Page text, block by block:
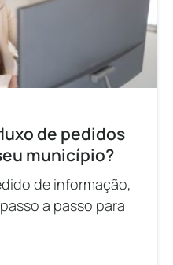
de pedidos
município?
de informação,
a passo para